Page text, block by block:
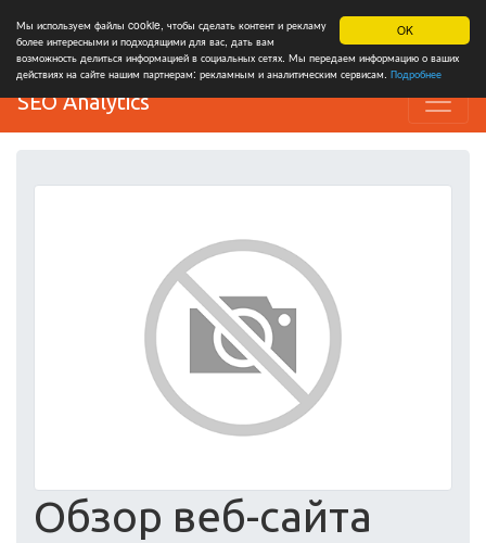
OK
Мы используем файлы cookie, чтобы сделать контент и рекламу
более интересными и подходящими для вас, дать вам
возможность делиться информацией в социальных сетях. Мы передаем информацию о ваших
действиях на сайте нашим партнерам: рекламным и аналитическим сервисам. Подробнее
SEO Analytics
Обзор веб-сайта